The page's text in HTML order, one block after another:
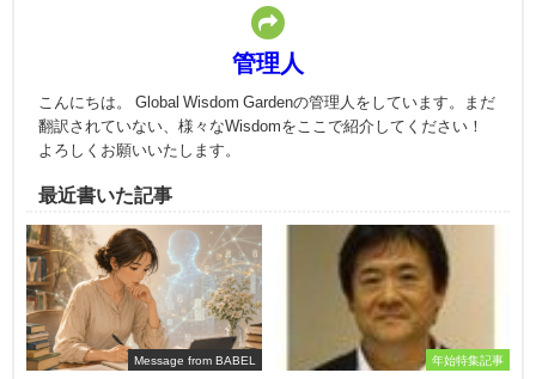
管理人
こんにちは。 Global Wisdom Gardenの管理人をしています。まだ
翻訳されていない、様々なWisdomをここで紹介してください！
よろしくお願いいたします。
最近書いた記事
Message from BABEL 年始特集記事